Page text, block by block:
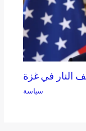
النار في غزة
سياسة